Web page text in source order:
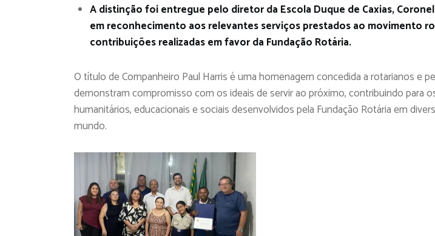
A distinção foi entregue pelo diretor da Escola Duque de Caxias,
em reconhecimento aos relevantes serviços prestados ao movimento
contribuições realizadas em favor da Fundação Rotária.
O título de Companheiro Paul Harris é uma homenagem concedida a rotarianos e
demonstram compromisso com os ideais de servir ao próximo, contribuindo para
humanitários, educacionais e sociais desenvolvidos pela Fundação Rotária em
mundo.